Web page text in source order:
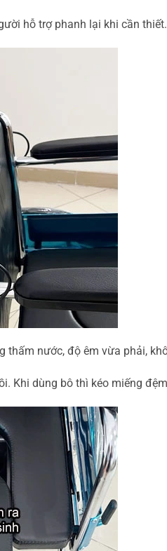
hỗ trợ phanh lại khi cần thiết.
thấm nước, độ êm vừa phải,
Khi dùng bô thì kéo miếng